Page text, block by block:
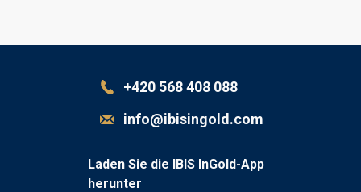
+420 568 408 088
info@ibisingold.com
Laden Sie die IBIS InGold-App
herunter